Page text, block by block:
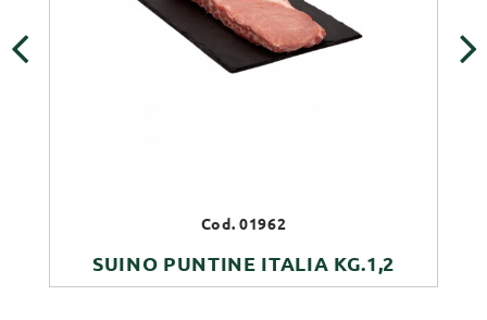
Cod. 01962
SUINO PUNTINE ITALIA KG.1,2